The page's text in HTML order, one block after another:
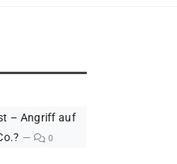
– Angriff auf
0